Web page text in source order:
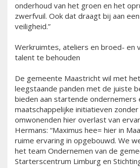
onderhoud van het groen en het
zwerfvuil. Ook dat draagt bij aan
veiligheid.”
Werkruimtes, ateliers en broed- en
talent te behouden
De gemeente Maastricht wil met
leegstaande panden met de juiste
bieden aan startende ondernemers
maatschappelijke initiatieven
omwonenden hier overlast van
Hermans: “Maximus hee= hier in
ruime ervaring in opgebouwd. We
het team Ondernemen van de
Starterscentrum Limburg en